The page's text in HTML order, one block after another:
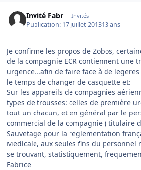
Invité Fabr Invités
Publication: 17 juillet 201313 ans
Je confirme les propos de Zobos,
de la compagnie ECR contiennent une
urgence...afin de faire face à de
le temps de changer de casquette et:
Sur les appareils de compagnies
types de trousses: celles de première
tout un chacun, et en général par le
commercial de la compagnie ( titulaire
Sauvetage pour la reglementation
Medicale, aux seules fins du personnel
se trouvant, statistiquement,
Fabrice